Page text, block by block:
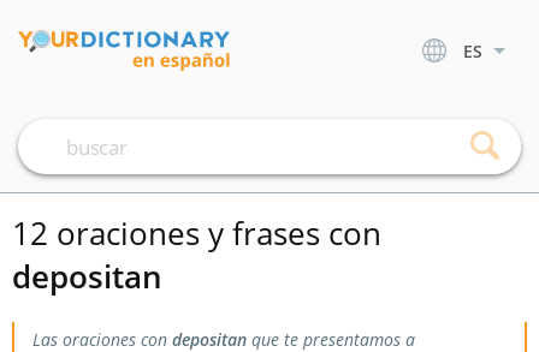
ES
12 oraciones y frases con
depositan
Las oraciones con depositan que te presentamos a